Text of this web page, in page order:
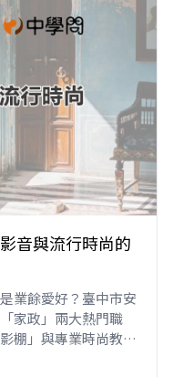
音與流行時尚的
業餘愛好？臺中市安
家政」兩大熱門職
棚」與專業時尚教
體驗專業影視製播。